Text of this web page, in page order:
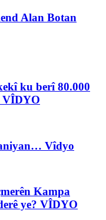
Alan Botan
ku berî 80.000
VÎDYO
Vîdyo
Kampa
ye? VÎDYO